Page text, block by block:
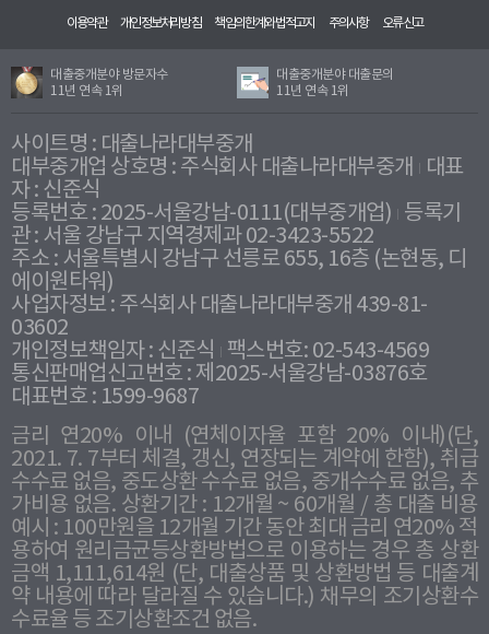
이용약관 개인정보처리방침 책임의한계와법적고지 주의사항 오류신고
대출중개분야 방문자수
11년 연속 1위
대출중개분야 대출문의
11년 연속 1위
사이트명 : 대출나라대부중개
대부중개업 상호명 : 주식회사 대출나라대부중개
대표
자 : 신준식
등록번호 : 2025-서울강남-0111(대부중개업) 등록기
관 : 서울 강남구 지역경제과 02-3423-5522
주소 : 서울특별시 강남구 선릉로 655, 16층 (논현동, 디
에이원타워)
사업자정보 : 주식회사 대출나라대부중개 439-81-
03602
개인정보책임자 : 신준식
팩스번호: 02-543-4569
통신판매업신고번호 : 제2025-서울강남-03876호
대표번호 : 1599-9687
금리 연20% 이내 (연체이자율 포함 20% 이내)(단,
2021. 7. 7부터 체결, 갱신, 연장되는 계약에 한함), 취급
수수료 없음, 중도상환 수수료 없음, 중개수수료 없음, 추
가비용 없음. 상환기간 : 12개월 ~ 60개월 / 총 대출 비용
예시 : 100만원을 12개월 기간 동안 최대 금리 연20% 적
용하여 원리금균등상환방법으로 이용하는 경우 총 상환
금액 1,111,614원 (단, 대출상품 및 상환방법 등 대출계
약 내용에 따라 달라질 수 있습니다.) 채무의 조기상환수
수료율 등 조기상환조건 없음.